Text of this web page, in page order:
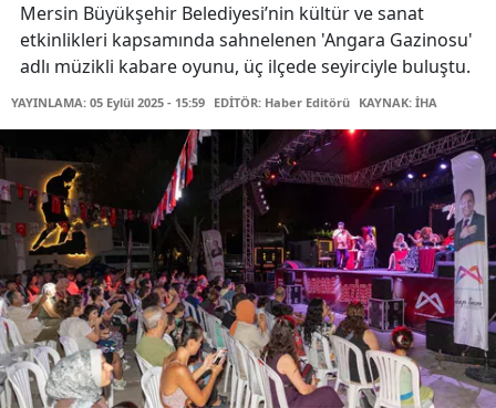
Mersin Büyükşehir Belediyesi’nin kültür ve sanat
etkinlikleri kapsamında sahnelenen 'Angara Gazinosu'
adlı müzikli kabare oyunu, üç ilçede seyirciyle buluştu.
YAYINLAMA: 05 Eylül 2025 - 15:59 EDİTÖR: Haber Editörü KAYNAK: İHA